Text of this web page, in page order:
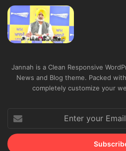
Jannah is a Clean Responsive
News and Blog theme. Packed
completely customize your
your
Email
address